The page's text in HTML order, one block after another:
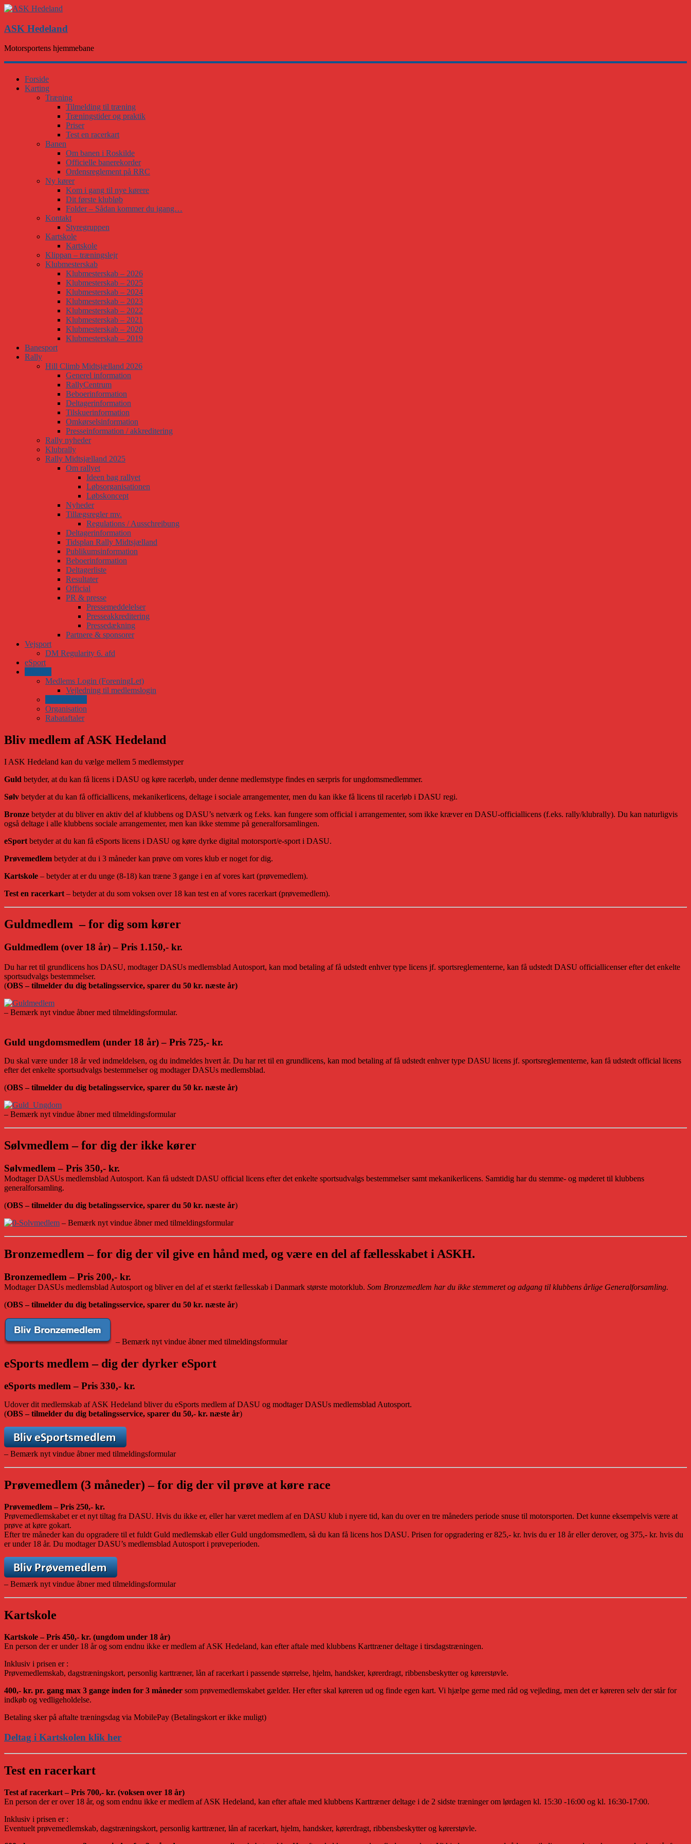
ASK Hedeland
Motorsportens hjemmebane
Forside
Karting
Træning
Tilmelding til træning
Træningstider og praktik
Priser
Test en racerkart
Banen
Om banen i Roskilde
Officielle banerekorder
Ordensreglement på RRC
Ny kører
Kom i gang til nye kørere
Dit første klubløb
Folder – Sådan kommer du igang…
Kontakt
Styregruppen
Kartskole
Kartskole
Klippan – træningslejr
Klubmesterskab
Klubmesterskab – 2026
Klubmesterskab – 2025
Klubmesterskab – 2024
Klubmesterskab – 2023
Klubmesterskab – 2022
Klubmesterskab – 2021
Klubmesterskab – 2020
Klubmesterskab – 2019
Banesport
Rally
Hill Climb Midtsjælland 2026
Generel information
RallyCentrum
Beboerinformation
Deltagerinformation
Tilskuerinformation
Omkørselsinformation
Presseinformation / akkreditering
Rally nyheder
Klubrally
Rally Midtsjælland 2025
Om rallyet
Ideen bag rallyet
Løbsorganisationen
Løbskoncept
Nyheder
Tillægsregler mv.
Regulations / Ausschreibung
Deltagerinformation
Tidsplan Rally Midtsjælland
Publikumsinformation
Beboerinformation
Deltagerliste
Resultater
Official
PR & presse
Pressemeddelelser
Presseakkreditering
Pressedækning
Partnere & sponsorer
Vejsport
DM Regularity 6. afd
eSport
Medlems Login (ForeningLet)
Vejledning til medlemslogin
Organisation
Rabataftaler
Bliv medlem af ASK Hedeland
I ASK Hedeland kan du vælge mellem 5 medlemstyper
Guld betyder, at du kan få licens i DASU og køre racerløb, under denne medlemstype findes en særpris for ungdomsmedlemmer.
Sølv betyder at du kan få officiallicens, mekanikerlicens, deltage i sociale arrangementer, men du kan ikke få licens til racerløb i DASU regi.
Bronze betyder at du bliver en aktiv del af klubbens og DASU’s netværk og f.eks. kan fungere som official i arrangementer, som ikke kræver en DASU-officiallicens (f.eks. rally/klubrally). Du kan naturligvis
også deltage i alle klubbens sociale arrangementer, men kan ikke stemme på generalforsamlingen.
eSport betyder at du kan få eSports licens i DASU og køre dyrke digital motorsport/e-sport i DASU.
Prøvemedlem betyder at du i 3 måneder kan prøve om vores klub er noget for dig.
Kartskole – betyder at er du unge (8-18) kan træne 3 gange i en af vores kart (prøvemedlem).
Test en racerkart – betyder at du som voksen over 18 kan test en af vores racerkart (prøvemedlem).
Guldmedlem – for dig som kører
Guldmedlem (over 18 år) – Pris 1.150,- kr.
Du har ret til grundlicens hos DASU, modtager DASUs medlemsblad Autosport, kan mod betaling af få udstedt enhver type licens jf. sportsreglementerne, kan få udstedt DASU officiallicenser efter det enkelte
sportsudvalgs bestemmelser.
(OBS – tilmelder du dig betalingsservice, sparer du 50 kr. næste år)
– Bemærk nyt vindue åbner med tilmeldingsformular.
Guld ungdomsmedlem (under 18 år) – Pris 725,- kr.
Du skal være under 18 år ved indmeldelsen, og du indmeldes hvert år. Du har ret til en grundlicens, kan mod betaling af få udstedt enhver type DASU licens jf. sportsreglementerne, kan få udstedt official licens
efter det enkelte sportsudvalgs bestemmelser og modtager DASUs medlemsblad.
(OBS – tilmelder du dig betalingsservice, sparer du 50 kr. næste år)
– Bemærk nyt vindue åbner med tilmeldingsformular
Sølvmedlem – for dig der ikke kører
Sølvmedlem – Pris 350,- kr.
Modtager DASUs medlemsblad Autosport. Kan få udstedt DASU official licens efter det enkelte sportsudvalgs bestemmelser samt mekanikerlicens. Samtidig har du stemme- og møderet til klubbens
generalforsamling.
(OBS – tilmelder du dig betalingsservice, sparer du 50 kr. næste år)
– Bemærk nyt vindue åbner med tilmeldingsformular
Bronzemedlem – for dig der vil give en hånd med, og være en del af fællesskabet i ASKH.
Bronzemedlem – Pris 200,- kr.
Modtager DASUs medlemsblad Autosport og bliver en del af et stærkt fællesskab i Danmark største motorklub. Som Bronzemedlem har du ikke stemmeret og adgang til klubbens årlige Generalforsamling.
(OBS – tilmelder du dig betalingsservice, sparer du 50 kr. næste år)
– Bemærk nyt vindue åbner med tilmeldingsformular
eSports medlem – dig der dyrker eSport
eSports medlem – Pris 330,- kr.
Udover dit medlemskab af ASK Hedeland bliver du eSports medlem af DASU og modtager DASUs medlemsblad Autosport.
(OBS – tilmelder du dig betalingsservice, sparer du 50,- kr. næste år)
– Bemærk nyt vindue åbner med tilmeldingsformular
Prøvemedlem (3 måneder) – for dig der vil prøve at køre race
Prøvemedlem – Pris 250,- kr.
Prøvemedlemskabet er et nyt tiltag fra DASU. Hvis du ikke er, eller har været medlem af en DASU klub i nyere tid, kan du over en tre måneders periode snuse til motorsporten. Det kunne eksempelvis være at
prøve at køre gokart.
Efter tre måneder kan du opgradere til et fuldt Guld medlemskab eller Guld ungdomsmedlem, så du kan få licens hos DASU. Prisen for opgradering er 825,- kr. hvis du er 18 år eller derover, og 375,- kr. hvis du
er under 18 år. Du modtager DASU’s medlemsblad Autosport i prøveperioden.
– Bemærk nyt vindue åbner med tilmeldingsformular
Kartskole
Kartskole – Pris 450,- kr. (ungdom under 18 år)
En person der er under 18 år og som endnu ikke er medlem af ASK Hedeland, kan efter aftale med klubbens Karttræner deltage i tirsdagstræningen.
Inklusiv i prisen er :
Prøvemedlemskab, dagstræningskort, personlig karttræner, lån af racerkart i passende størrelse, hjelm, handsker, kørerdragt, ribbensbeskytter og kørerstøvle.
400,- kr. pr. gang max 3 gange inden for 3 måneder som prøvemedlemskabet gælder. Her efter skal køreren ud og finde egen kart. Vi hjælpe gerne med råd og vejleding, men det er køreren selv der står for
indkøb og vedligeholdelse.
Betaling sker på aftalte træningsdag via MobilePay (Betalingskort er ikke muligt)
Deltag i Kartskolen klik her
Test en racerkart
Test af racerkart – Pris 700,- kr. (voksen over 18 år)
En person der er over 18 år, og som endnu ikke er medlem af ASK Hedeland, kan efter aftale med klubbens Karttræner deltage i de 2 sidste træninger om lørdagen kl. 15:30 -16:00 og kl. 16:30-17:00.
Inklusiv i prisen er :
Eventuelt prøvemedlemskab, dagstræningskort, personlig karttræner, lån af racerkart, hjelm, handsker, kørerdragt, ribbensbeskytter og kørerstøvle.